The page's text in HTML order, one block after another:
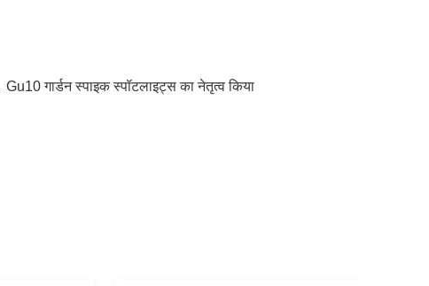
Gu10 गार्डन स्पाइक स्पॉटलाइट्स का नेतृत्व किया